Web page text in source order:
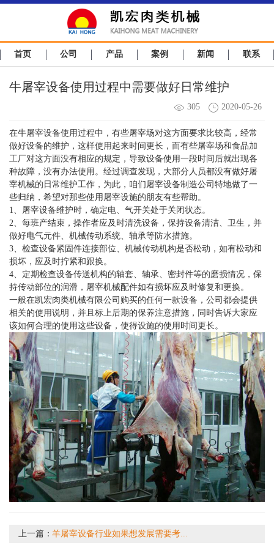
首页 公司 产品 案例 新闻 联系
牛屠宰设备使用过程中需要做好日常维护
305 2020-05-26
在牛屠宰设备使用过程中，有些屠宰场对这方面要求比较高，经常
做好设备的维护，这样使用起来时间更长，而有些屠宰场和食品加
工厂对这方面没有相应的规定，导致设备使用一段时间后就出现各
种故障，没有办法使用。经过调查发现，大部分人员都没有做好屠
宰机械的日常维护工作，为此，咱们屠宰设备制造公司特地做了一
些归纳，希望对那些使用屠宰设施的朋友有些帮助。
1、屠宰设备维护时，确定电、气开关处于关闭状态。
2、每班产结束，操作者应及时清洗设备，保持设备清洁、卫生，并
做好电气元件、机械传动系统、轴承等防水措施。
3、检查设备紧固件连接部位、机械传动机构是否松动，如有松动和
损坏，应及时拧紧和跟换。
4、定期检查设备传送机构的轴套、轴承、密封件等的磨损情况，保
持传动部位的润滑，屠宰机械配件如有损坏应及时修复和更换。
一般在凯宏肉类机械有限公司购买的任何一款设备，公司都会提供
相关的使用说明，并且标上后期的保养注意措施，同时告诉大家应
该如何合理的使用这些设备，使得设施的使用时间更长。
上一篇：羊屠宰设备行业如果想发展需要考...